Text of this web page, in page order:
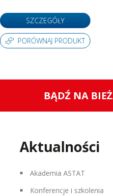
SZCZEGÓŁY
PORÓWNAJ PRODUKT
BĄDŹ NA
Aktualności
Akademia ASTAT
Konferencje i szkolenia